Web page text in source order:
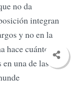
no da
integran
y no en la
cuántos
una de las